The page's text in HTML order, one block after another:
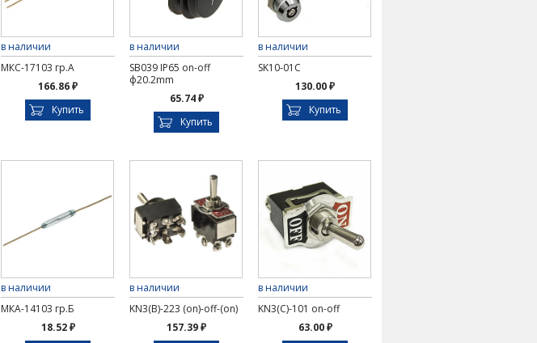
в наличии
МКС-17103 гр.А
166.86 ₽
Купить
в наличии
SB039 IP65 on-off
ф20.2mm
65.74 ₽
Купить
в наличии
SK10-01C
130.00 ₽
Купить
в наличии
МКА-14103 гр.Б
18.52 ₽
в наличии
KN3(B)-223 (on)-off-(on)
157.39 ₽
в наличии
KN3(C)-101 on-off
63.00 ₽